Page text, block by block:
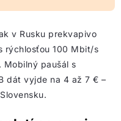
v Rusku prekvapivo
rýchlosťou 100 Mbit/s
Mobilný paušál s
dát vyjde na 4 až 7 € –